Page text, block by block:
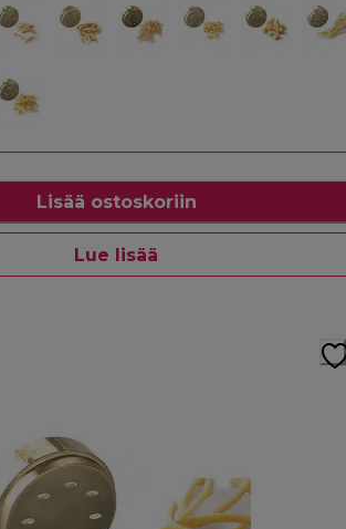
Lisää ostoskoriin
Lue lisää